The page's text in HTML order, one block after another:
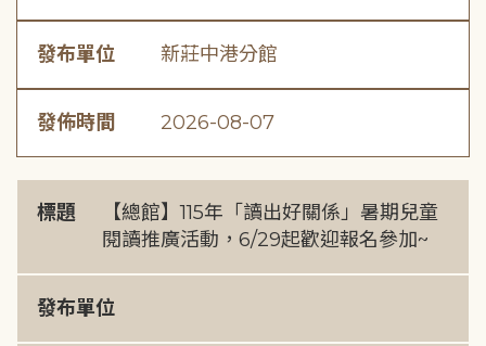
發布單位 新莊中港分館
發佈時間 2026-08-07
標題
【總館】115年「讀出好關係」暑期兒童
閱讀推廣活動，6/29起歡迎報名參加~
發布單位